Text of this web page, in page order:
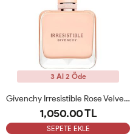
3 Al 2 Öde
Givenchy Irresistible Rose Velvet EDP 80 Ml Kadın Tester Parfüm
1,050.00 TL
SEPETE EKLE